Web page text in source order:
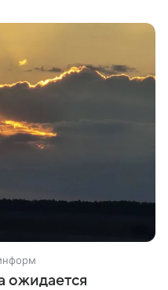
ожидается